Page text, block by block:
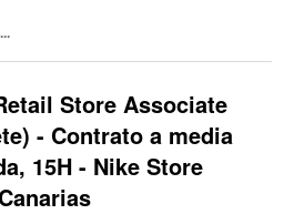
Store Associate
- Contrato a media
15H - Nike Store